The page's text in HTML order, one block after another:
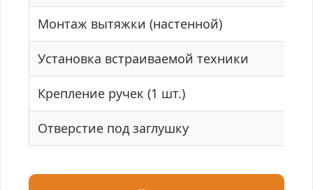
Монтаж вытяжки (настенной)
Установка встраиваемой техники
Крепление ручек (1 шт.)
Отверстие под заглушку